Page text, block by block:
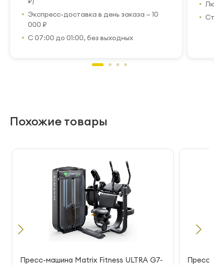
Экспресс-доставка в день заказа — 10
000 ₽
С 07:00 до 01:00, без выходных
Похожие товары
Пресс-машина Matrix Fitness ULTRA G7-
Пресс-